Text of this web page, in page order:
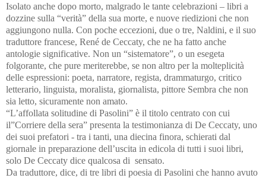
Isolato anche dopo morto, malgrado le tante celebrazioni – libri a
dozzine sulla “verità” della sua morte, e nuove riedizioni che non
aggiungono nulla. Con poche eccezioni, due o tre, Naldini, e il suo
traduttore francese, René de Ceccaty, che ne ha fatto anche
antologie significative. Non un “sistematore”, o un esegeta
folgorante, che pure meriterebbe, se non altro per la molteplicità
delle espressioni: poeta, narratore, regista, drammaturgo, critico
letterario, linguista, moralista, giornalista, pittore Sembra che non
sia letto, sicuramente non amato.
“L’affollata solitudine di Pasolini” è il titolo centrato con cui
il”Corriere della sera” presenta la testimonianza di De Ceccaty, uno
dei suoi prefatori - tra i tanti, una diecina finora, schierati dal
giornale in preparazione dell’uscita in edicola di tutti i suoi libri,
solo De Ceccaty dice qualcosa di sensato.
Da traduttore, dice, di tre libri di poesia di Pasolini che hanno avuto